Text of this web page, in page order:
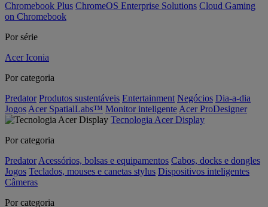
Chromebook Plus ChromeOS Enterprise Solutions Cloud Gaming
on Chromebook
Por série
Acer Iconia
Por categoria
Predator Produtos sustentáveis Entertainment Negócios Dia-a-dia
Jogos Acer SpatialLabs™ Monitor inteligente Acer ProDesigner
Tecnologia Acer Display
Por categoria
Predator Acessórios, bolsas e equipamentos Cabos, docks e dongles
Jogos Teclados, mouses e canetas stylus Dispositivos inteligentes
Câmeras
Por categoria